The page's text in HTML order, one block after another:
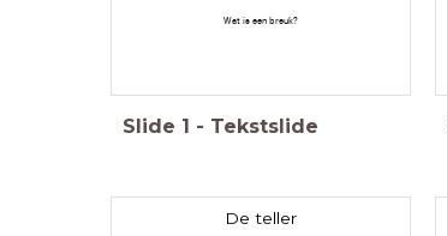
Wat is een breuk?
Slide 1 - Tekstslide
De teller